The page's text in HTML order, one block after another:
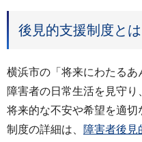
後見的支援制度とは
横浜市の「将来にわたるあ
障害者の日常生活を見守
将来的な不安や希望を適切
制度の詳細は、 障害者後見